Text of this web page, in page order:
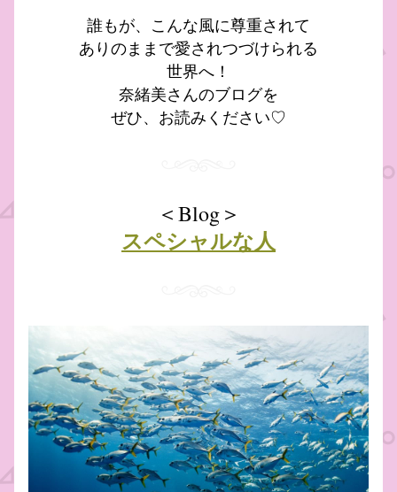
誰もが、こんな風に尊重されて
ありのままで愛されつづけられる
世界へ！
奈緒美さんのブログを
ぜひ、お読みください♡
＜Blog＞
スペシャルな人